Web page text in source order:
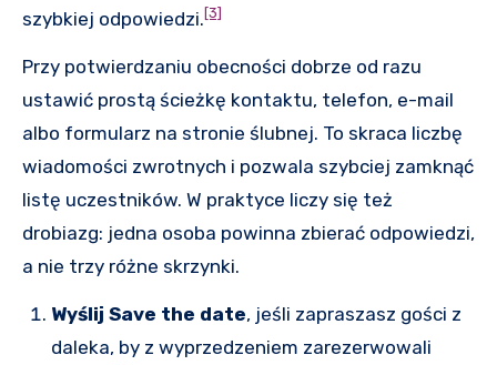
szybkiej odpowiedzi. [3]
Przy potwierdzaniu obecności dobrze od razu
ustawić prostą ścieżkę kontaktu, telefon, e-mail
albo formularz na stronie ślubnej. To skraca liczbę
wiadomości zwrotnych i pozwala szybciej zamknąć
listę uczestników. W praktyce liczy się też
drobiazg: jedna osoba powinna zbierać odpowiedzi,
a nie trzy różne skrzynki.
Wyślij Save the date, jeśli zapraszasz gości z
daleka, by z wyprzedzeniem zarezerwowali